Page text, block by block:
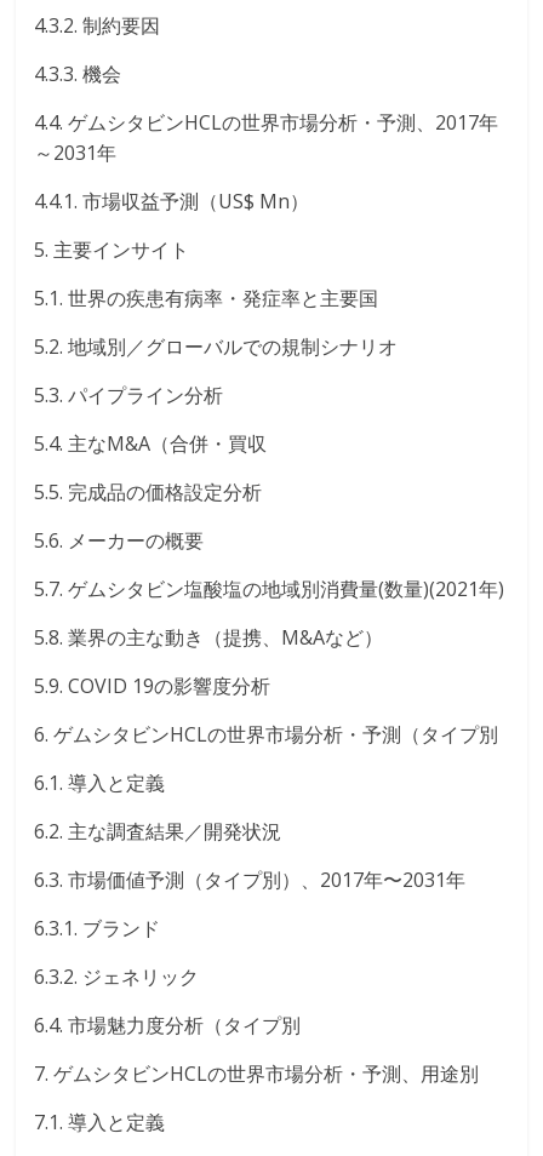
4.3.2. 制約要因
4.3.3. 機会
4.4. ゲムシタビンHCLの世界市場分析・予測、2017年
～2031年
4.4.1. 市場収益予測（US$ Mn）
5. 主要インサイト
5.1. 世界の疾患有病率・発症率と主要国
5.2. 地域別／グローバルでの規制シナリオ
5.3. パイプライン分析
5.4. 主なM&A（合併・買収
5.5. 完成品の価格設定分析
5.6. メーカーの概要
5.7. ゲムシタビン塩酸塩の地域別消費量(数量)(2021年)
5.8. 業界の主な動き（提携、M&Aなど）
5.9. COVID 19の影響度分析
6. ゲムシタビンHCLの世界市場分析・予測（タイプ別
6.1. 導入と定義
6.2. 主な調査結果／開発状況
6.3. 市場価値予測（タイプ別）、2017年〜2031年
6.3.1. ブランド
6.3.2. ジェネリック
6.4. 市場魅力度分析（タイプ別
7. ゲムシタビンHCLの世界市場分析・予測、用途別
7.1. 導入と定義